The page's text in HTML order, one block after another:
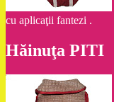
cu aplicaţii fantezi .
Hăinuţa PITI